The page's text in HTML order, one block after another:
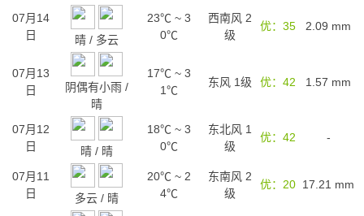
07月14
日
晴/ 多云
23℃ ~ 3
0℃
西南风 2
级
优：35 2.09 mm
07月13
日
阴偶有小雨/
晴
17℃ ~ 3
1℃
东风 1级 优：42 1.57 mm
07月12
日
晴/ 晴
18℃ ~ 3
0℃
东北风 1
级
优：42 -
07月11
日
多云/ 晴
20℃ ~ 2
4℃
东南风 2
级
优：20 17.21 mm